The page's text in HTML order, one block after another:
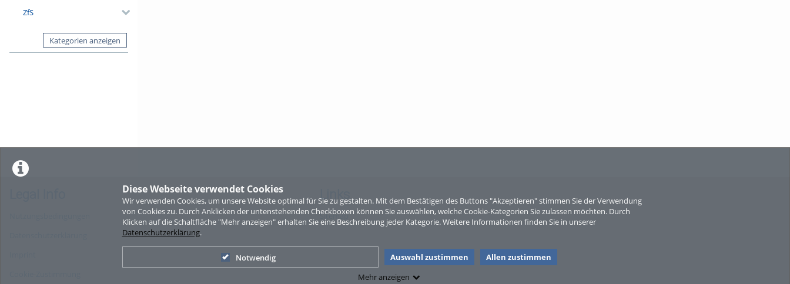
Diese Webseite verwendet Cookies
Wir verwenden Cookies, um unsere Website optimal für Sie zu gestalten. Mit dem Bestätigen des Buttons "Akzeptieren" stimmen Sie der Verwendung
von Cookies zu. Durch Anklicken der untenstehenden Checkboxen können Sie auswählen, welche Cookie-Kategorien Sie zulassen möchten. Durch
Klicken auf die Schaltfläche "Mehr anzeigen" erhalten Sie eine Beschreibung jeder Kategorie. Weitere Informationen finden Sie in unserer
Datenschutzerklärung.
Notwendig Auswahl zustimmen
Allen zustimmen
Mehr anzeigen
ZfS
Kategorien anzeigen
Sperber
Links
Sitemap